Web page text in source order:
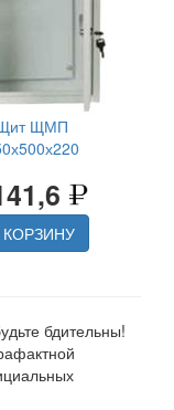
ЩМП
КОРЗИНУ
бдительны!